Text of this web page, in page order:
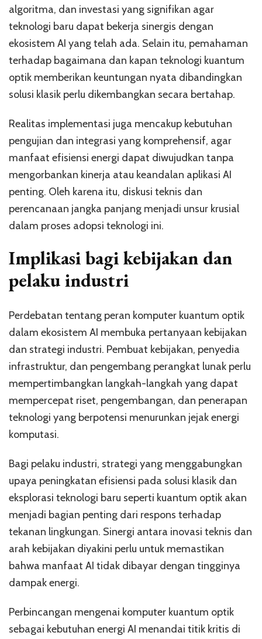
algoritma, dan investasi yang signifikan agar
teknologi baru dapat bekerja sinergis dengan
ekosistem AI yang telah ada. Selain itu, pemahaman
terhadap bagaimana dan kapan teknologi kuantum
optik memberikan keuntungan nyata dibandingkan
solusi klasik perlu dikembangkan secara bertahap.
Realitas implementasi juga mencakup kebutuhan
pengujian dan integrasi yang komprehensif, agar
manfaat efisiensi energi dapat diwujudkan tanpa
mengorbankan kinerja atau keandalan aplikasi AI
penting. Oleh karena itu, diskusi teknis dan
perencanaan jangka panjang menjadi unsur krusial
dalam proses adopsi teknologi ini.
Implikasi bagi kebijakan dan
pelaku industri
Perdebatan tentang peran komputer kuantum optik
dalam ekosistem AI membuka pertanyaan kebijakan
dan strategi industri. Pembuat kebijakan, penyedia
infrastruktur, dan pengembang perangkat lunak perlu
mempertimbangkan langkah-langkah yang dapat
mempercepat riset, pengembangan, dan penerapan
teknologi yang berpotensi menurunkan jejak energi
komputasi.
Bagi pelaku industri, strategi yang menggabungkan
upaya peningkatan efisiensi pada solusi klasik dan
eksplorasi teknologi baru seperti kuantum optik akan
menjadi bagian penting dari respons terhadap
tekanan lingkungan. Sinergi antara inovasi teknis dan
arah kebijakan diyakini perlu untuk memastikan
bahwa manfaat AI tidak dibayar dengan tingginya
dampak energi.
Perbincangan mengenai komputer kuantum optik
sebagai kebutuhan energi AI menandai titik kritis di